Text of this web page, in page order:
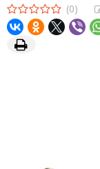
(0)